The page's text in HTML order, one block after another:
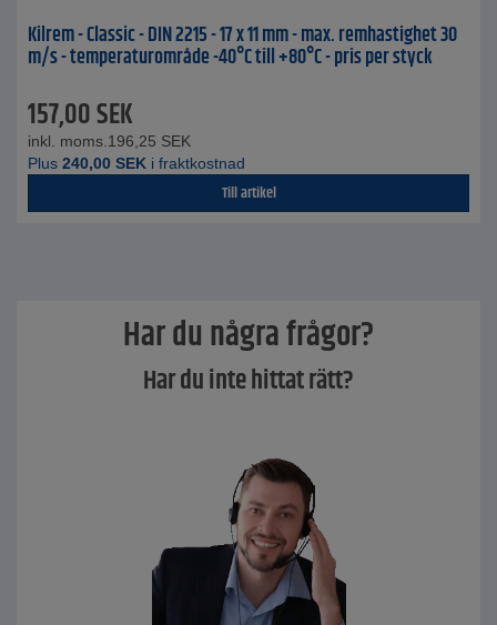
Kilrem - Classic - DIN 2215 - 17 x 11 mm - max. remhastighet 30
m/s - temperaturområde -40°C till +80°C - pris per styck
157,00SEK
inkl. moms. 196,25 SEK
Plus 240,00 SEK i fraktkostnad
Till artikel
Har du några frågor?
Har du inte hittat rätt?